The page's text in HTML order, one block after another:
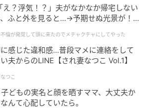
え？浮気！？」夫がなかなか帰宅しない
ふと外を見ると…→予期せぬ光景が！
にしてやった
不倫が発覚して頭に来たのでメチャクチャにしてやった
感じた違和感…普段マメに連絡をして
夫からのLINE【され妻なつこ Vol.1】
つこ
どもの実名と顔を晒すママ、大丈夫か
んて心配していたら。